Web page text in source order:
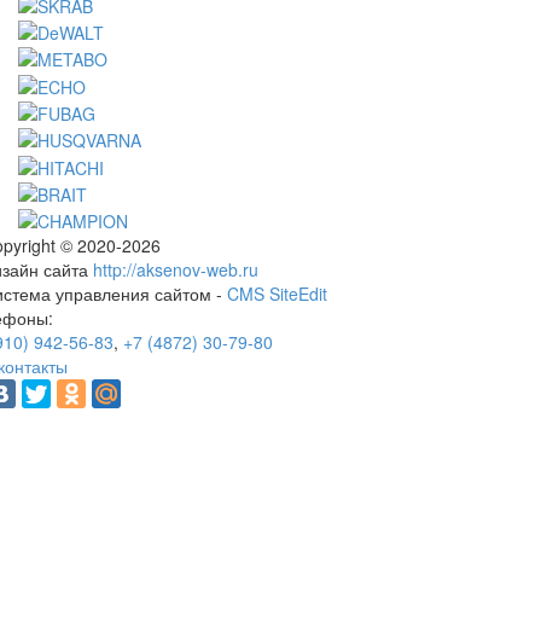
© 2020-2026
сайта http://aksenov-web.ru
управления сайтом - CMS SiteEdit
942-56-83, +7 (4872) 30-79-80